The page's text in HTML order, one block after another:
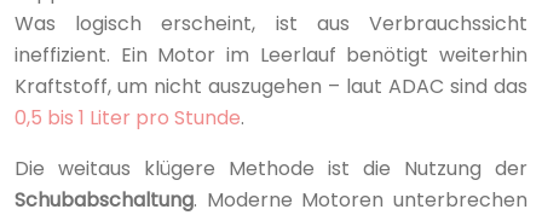
Was logisch erscheint, ist aus Verbrauchssicht
ineffizient. Ein Motor im Leerlauf benötigt weiterhin
Kraftstoff, um nicht auszugehen – laut ADAC sind das
0,5 bis 1 Liter pro Stunde.
Die weitaus klügere Methode ist die Nutzung der
Schubabschaltung. Moderne Motoren unterbrechen